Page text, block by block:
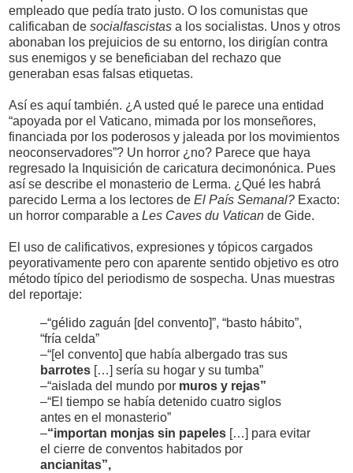
empleado que pedía trato justo. O los comunistas que
calificaban de socialfascistas a los socialistas. Unos y otros
abonaban los prejuicios de su entorno, los dirigían contra
sus enemigos y se beneficiaban del rechazo que
generaban esas falsas etiquetas.
Así es aquí también. ¿A usted qué le parece una entidad
“apoyada por el Vaticano, mimada por los monseñores,
financiada por los poderosos y jaleada por los movimientos
neoconservadores”? Un horror ¿no? Parece que haya
regresado la Inquisición de caricatura decimonónica. Pues
así se describe el monasterio de Lerma. ¿Qué les habrá
parecido Lerma a los lectores de El País Semanal? Exacto:
un horror comparable a Les Caves du Vatican de Gide.
El uso de calificativos, expresiones y tópicos cargados
peyorativamente pero con aparente sentido objetivo es otro
método típico del periodismo de sospecha. Unas muestras
del reportaje:
–“gélido zaguán [del convento]”, “basto hábito”,
“fría celda”
–“[el convento] que había albergado tras sus
barrotes […] sería su hogar y su tumba”
–“aislada del mundo por muros y rejas”
–“El tiempo se había detenido cuatro siglos
antes en el monasterio”
–“importan monjas sin papeles […] para evitar
el cierre de conventos habitados por
ancianitas”,